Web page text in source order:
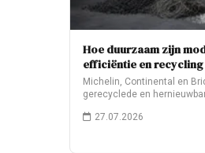
Hoe duurzaam zijn
efficiëntie en
Michelin, Continental en
gerecyclede en
27.07.2026